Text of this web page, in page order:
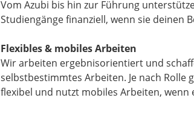
Vom Azubi bis hin zur Führung
Studiengänge finanziell, wenn sie deinen
Flexibles & mobiles Arbeiten
Wir arbeiten ergebnisorientiert und
selbstbestimmtes Arbeiten. Je nach Rolle
flexibel und nutzt mobiles Arbeiten, wenn